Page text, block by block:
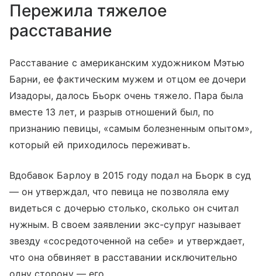
Пережила тяжелое
расставание
Расставание с американским художником Мэтью
Барни, ее фактическим мужем и отцом ее дочери
Изадоры, далось Бьорк очень тяжело. Пара была
вместе 13 лет, и разрыв отношений был, по
признанию певицы, «самым болезненным опытом»,
который ей приходилось переживать.
Вдобавок Барлоу в 2015 году подал на Бьорк в суд
— он утверждал, что певица не позволяла ему
видеться с дочерью столько, сколько он считал
нужным. В своем заявлении экс-супруг называет
звезду «сосредоточенной на себе» и утверждает,
что она обвиняет в расставании исключительно